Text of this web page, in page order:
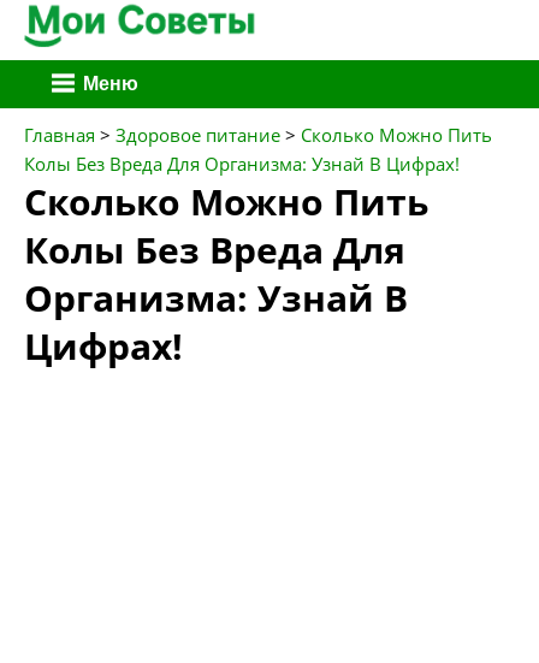
Перейти
к
содержимому
Меню
Главная > Здоровое питание > Сколько Можно Пить
Колы Без Вреда Для Организма: Узнай В Цифрах!
Сколько Можно Пить
Колы Без Вреда Для
Организма: Узнай В
Цифрах!